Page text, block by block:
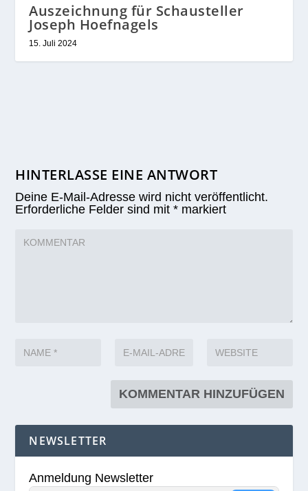
Auszeichnung für Schausteller
Joseph Hoefnagels
15. Juli 2024
HINTERLASSE EINE ANTWORT
Deine E-Mail-Adresse wird nicht veröffentlicht.
Erforderliche Felder sind mit* markiert
NEWSLETTER
Anmeldung Newsletter